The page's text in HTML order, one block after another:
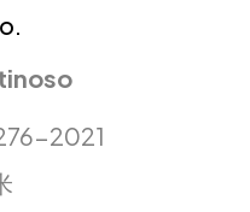
2021